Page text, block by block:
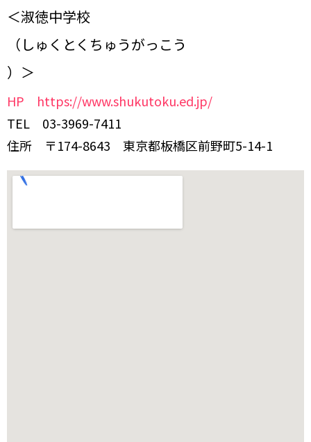
＜淑徳中学校
（しゅくとくちゅうがっこう
）＞
HP https://www.shukutoku.ed.jp/
TEL 03-3969-7411
住所 〒174-8643 東京都板橋区前野町5-14-1